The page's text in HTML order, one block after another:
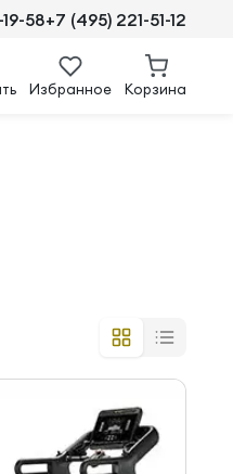
58+7 (495) 221-51-12
Избранное Корзина